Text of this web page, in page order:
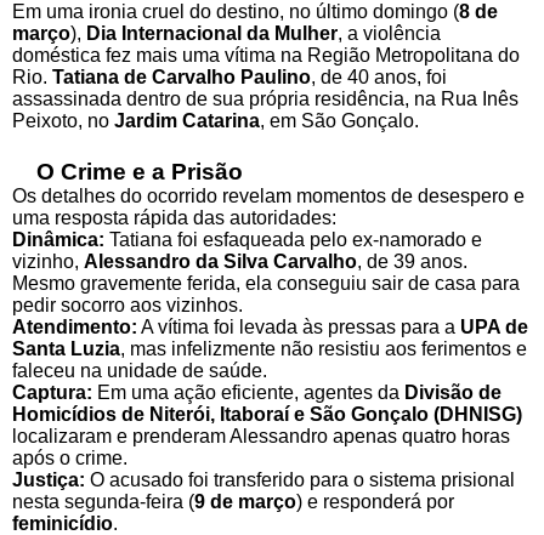
Em uma ironia cruel do destino, no último domingo (8 de
março), Dia Internacional da Mulher, a violência
doméstica fez mais uma vítima na Região Metropolitana do
Rio. Tatiana de Carvalho Paulino, de 40 anos, foi
assassinada dentro de sua própria residência, na Rua Inês
Peixoto, no Jardim Catarina, em São Gonçalo.
O Crime e a Prisão
Os detalhes do ocorrido revelam momentos de desespero e
uma resposta rápida das autoridades:
Dinâmica: Tatiana foi esfaqueada pelo ex-namorado e
vizinho, Alessandro da Silva Carvalho, de 39 anos.
Mesmo gravemente ferida, ela conseguiu sair de casa para
pedir socorro aos vizinhos.
Atendimento: A vítima foi levada às pressas para a UPA de
Santa Luzia, mas infelizmente não resistiu aos ferimentos e
faleceu na unidade de saúde.
Captura: Em uma ação eficiente, agentes da Divisão de
Homicídios de Niterói, Itaboraí e São Gonçalo (DHNISG)
localizaram e prenderam Alessandro apenas quatro horas
após o crime.
Justiça: O acusado foi transferido para o sistema prisional
nesta segunda-feira (9 de março) e responderá por
feminicídio.